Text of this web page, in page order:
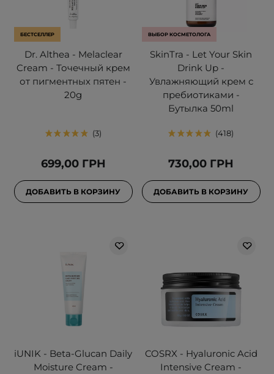
БЕСТСЕЛЛЕР
Dr. Althea - Melaclear
Cream - Точечный крем
от пигментных пятен -
20g
3
699,00 ГРН
ДОБАВИТЬ В КОРЗИНУ
ВЫБОР КОСМЕТОЛОГА
SkinTra - Let Your Skin
Drink Up -
Увлажняющий крем с
пребиотиками -
Бутылка 50ml
418
730,00 ГРН
ДОБАВИТЬ В КОРЗИНУ
iUNIK - Beta-Glucan Daily
Moisture Cream -
COSRX - Hyaluronic Acid
Intensive Cream -